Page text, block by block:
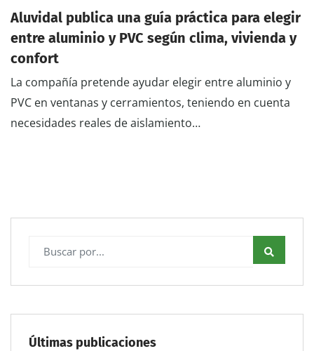
Aluvidal publica una guía práctica para elegir
entre aluminio y PVC según clima, vivienda y
confort
La compañía pretende ayudar elegir entre aluminio y
PVC en ventanas y cerramientos, teniendo en cuenta
necesidades reales de aislamiento…
Últimas publicaciones